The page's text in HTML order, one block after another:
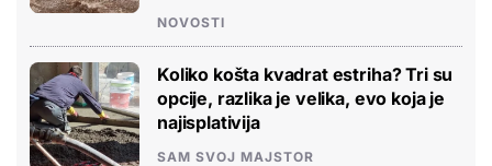
NOVOSTI
Koliko košta kvadrat estriha? Tri su
opcije, razlika je velika, evo koja je
najisplativija
SAM SVOJ MAJSTOR